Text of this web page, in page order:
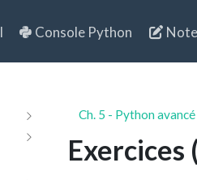
Console Python
Ch. 5 - Python avancé
Exercices